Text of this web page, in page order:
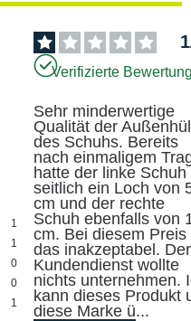
1
1
0
0
1
1
Verifizierte
Sehr minderwertige
Qualität der
des Schuhs. Bereits
nach einmaligem
hatte der linke Schuh
seitlich ein Loch von
cm und der rechte
Schuh ebenfalls von
cm. Bei diesem Preis
das inakzeptabel. Der
Kundendienst wollte
nichts unternehmen.
kann dieses Produkt
diese Marke ü...